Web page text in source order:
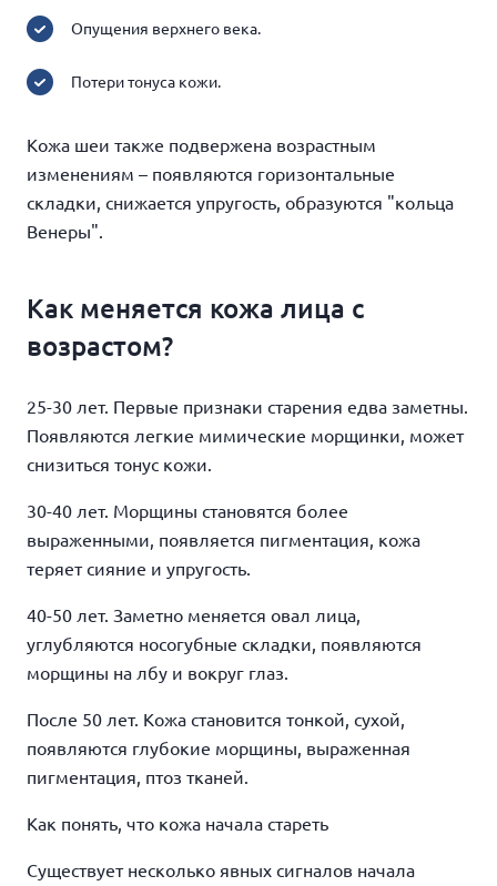
Опущения верхнего века.
Потери тонуса кожи.
Кожа шеи также подвержена возрастным
изменениям – появляются горизонтальные
складки, снижается упругость, образуются "кольца
Венеры".
Как меняется кожа лица с
возрастом?
25-30 лет. Первые признаки старения едва заметны.
Появляются легкие мимические морщинки, может
снизиться тонус кожи.
30-40 лет. Морщины становятся более
выраженными, появляется пигментация, кожа
теряет сияние и упругость.
40-50 лет. Заметно меняется овал лица,
углубляются носогубные складки, появляются
морщины на лбу и вокруг глаз.
После 50 лет. Кожа становится тонкой, сухой,
появляются глубокие морщины, выраженная
пигментация, птоз тканей.
Как понять, что кожа начала стареть
Существует несколько явных сигналов начала